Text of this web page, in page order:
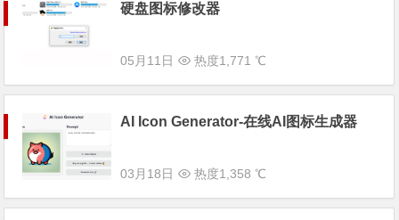
硬盘图标修改器
05月11日 热度1,771 ℃
AI Icon Generator-在线AI图标生成器
03月18日 热度1,358 ℃